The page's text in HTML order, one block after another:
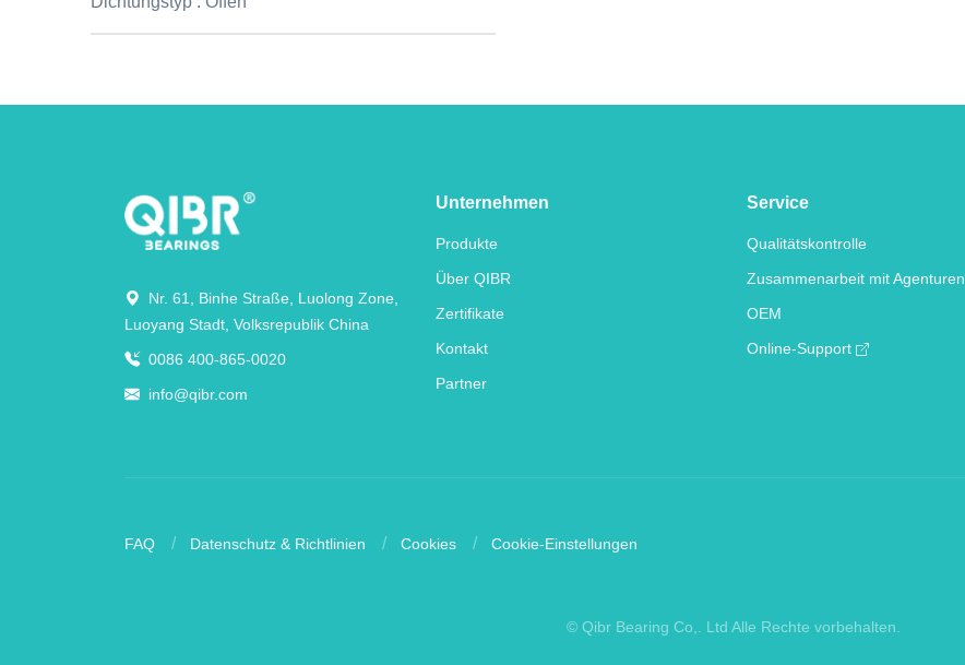
Nr. 61, Binhe Straße, Luolong Zone,
Luoyang Stadt, Volksrepublik China
0086 400-865-0020
info@qibr.com
Unternehmen
Produkte
Über QIBR
Zertifikate
Kontakt
Partner
Service
Qualitätskontrolle
Zusammenarbeit mit Agenturen
OEM
Online-Support
FAQ Datenschutz & Richtlinien Cookies Cookie-Einstellungen
© Qibr Bearing Co,. Ltd Alle Rechte vorbehalten.